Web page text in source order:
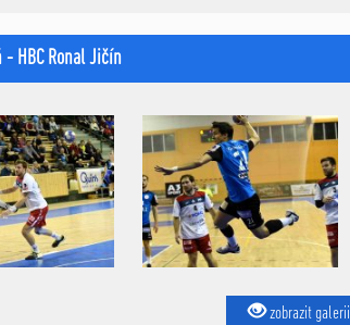
- HBC Ronal Jičín
zobrazit galerii